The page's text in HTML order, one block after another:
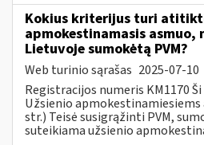
Kokius kriterijus turi
apmokestinamasis
Lietuvoje sumokėtą PVM?
Web turinio sąrašas 2025-07-10
Registracijos numeris KM1170
Užsienio apmokestinamiesiems
str.) Teisė susigrąžinti PVM,
suteikiama užsienio